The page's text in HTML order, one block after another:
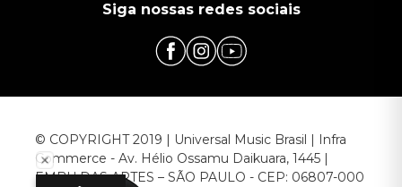
Siga nossas redes sociais
© COPYRIGHT 2019 | Universal Music Brasil | Infra
Commerce - Av. Hélio Ossamu Daikuara, 1445 |
EMBU DAS ARTES – SÃO PAULO - CEP: 06807-000